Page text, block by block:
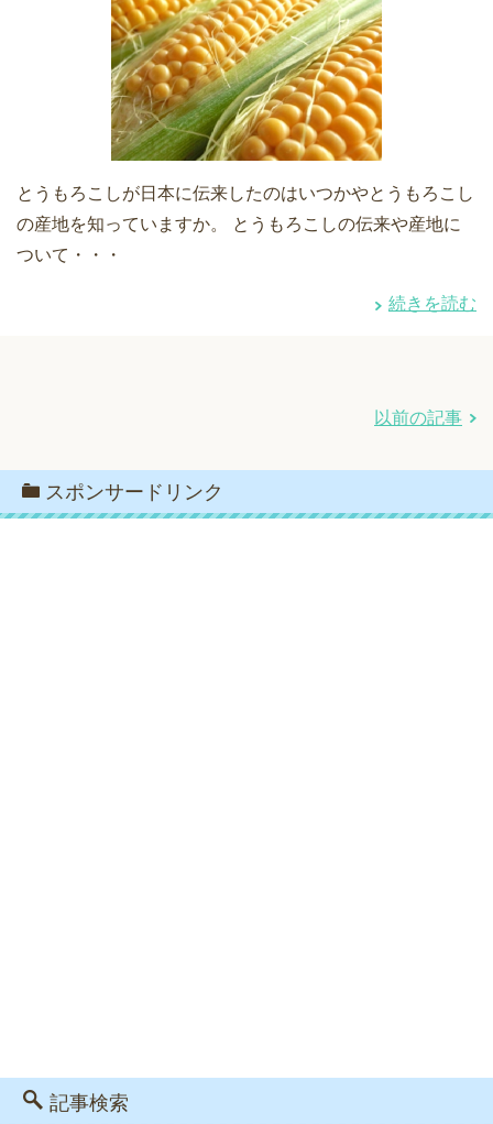
とうもろこしが日本に伝来したのはいつかやとうもろこし
の産地を知っていますか。 とうもろこしの伝来や産地に
ついて・・・
続きを読む
以前の記事
スポンサードリンク
記事検索